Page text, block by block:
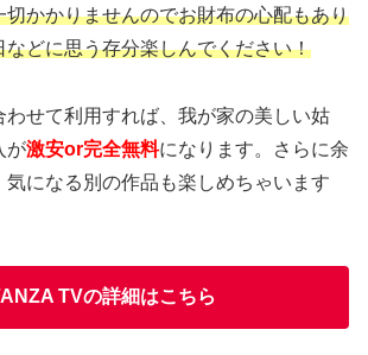
切かかりませんのでお財布の心配もあり
などに思う存分楽しんでください！
わせて利用すれば、我が家の美しい姑
が激安or完全無料になります。さらに余
気になる別の作品も楽しめちゃいます
TVの詳細はこちら